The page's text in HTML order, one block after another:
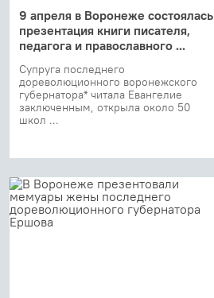
9 апреля в Воронеже состоялась
презентация книги писателя,
педагога и православного ...
Супруга последнего
дореволюционного воронежского
губернатора* читала Евангелие
заключенным, открыла около 50
школ ...